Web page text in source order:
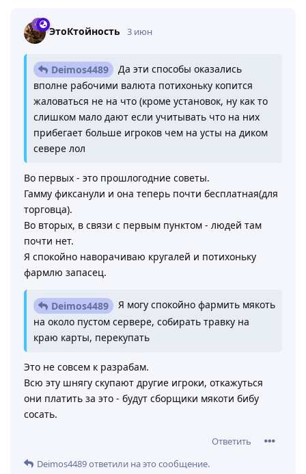
ЭтоКтойность 3 июн
Deimos4489
Да эти способы оказались
вполне рабочими валюта потихоньку копится
жаловаться не на что (кроме установок, ну как то
слишком мало дают если учитывать что на них
прибегает больше игроков чем на усты на диком
севере лол
Во первых - это прошлогодние советы.
Гамму фиксанули и она теперь почти бесплатная(для
торговца).
Во вторых, в связи с первым пунктом - людей там
почти нет.
Я спокойно наворачиваю кругалей и потихоньку
фармлю запасец.
Deimos4489
Я могу спокойно фармить мякоть
на около пустом сервере, собирать травку на
краю карты, перекупать
Это не совсем к разрабам.
Всю эту шнягу скупают другие игроки, откажуться
они платить за это - будут сборщики мякоти бибу
сосать.
Ответить
Deimos4489ответили на это сообщение.